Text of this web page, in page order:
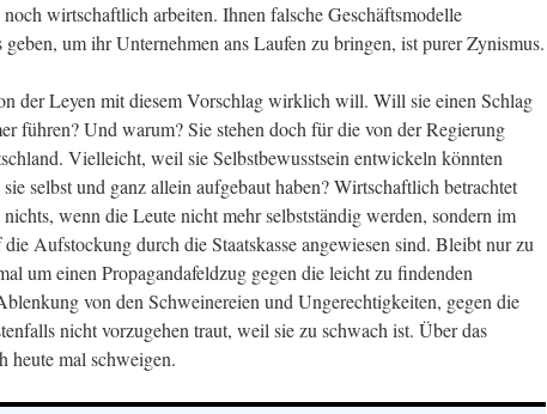
wirtschaftlich arbeiten. Ihnen falsche Geschäftsmodelle
um ihr Unternehmen ans Laufen zu bringen, ist purer Zynismus.
der Leyen mit diesem Vorschlag wirklich will. Will sie einen Schlag
führen? Und warum? Sie stehen doch für die von der Regierung
Vielleicht, weil sie Selbstbewusstsein entwickeln könnten
selbst und ganz allein aufgebaut haben? Wirtschaftlich betrachtet
wenn die Leute nicht mehr selbstständig werden, sondern im
Aufstockung durch die Staatskasse angewiesen sind. Bleibt nur zu
um einen Propagandafeldzug gegen die leicht zu findenden
von den Schweinereien und Ungerechtigkeiten, gegen die
nicht vorzugehen traut, weil sie zu schwach ist. Über das
heute mal schweigen.